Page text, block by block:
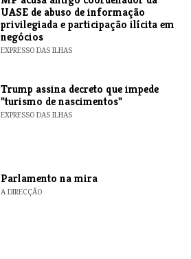
UASE de abuso de informação
privilegiada e participação ilícita em
negócios
EXPRESSO DAS ILHAS
Trump assina decreto que impede
"turismo de nascimentos"
EXPRESSO DAS ILHAS
Parlamento na mira
A DIRECÇÃO